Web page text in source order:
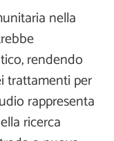
nella
rendendo
trattamenti per
rappresenta
ricerca